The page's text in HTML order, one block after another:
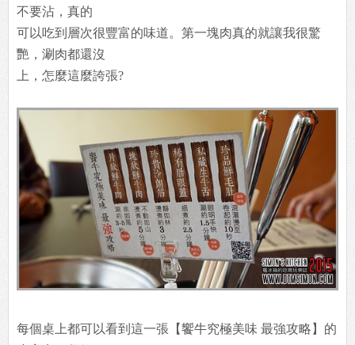
不要沾，真的
可以吃到層次很豐富的味道。第一塊肉真的就讓我很驚
艷，涮肉都還沒
上，怎麼這麼誇張?
每個桌上都可以看到這一張【饗牛究極美味 最強攻略】的